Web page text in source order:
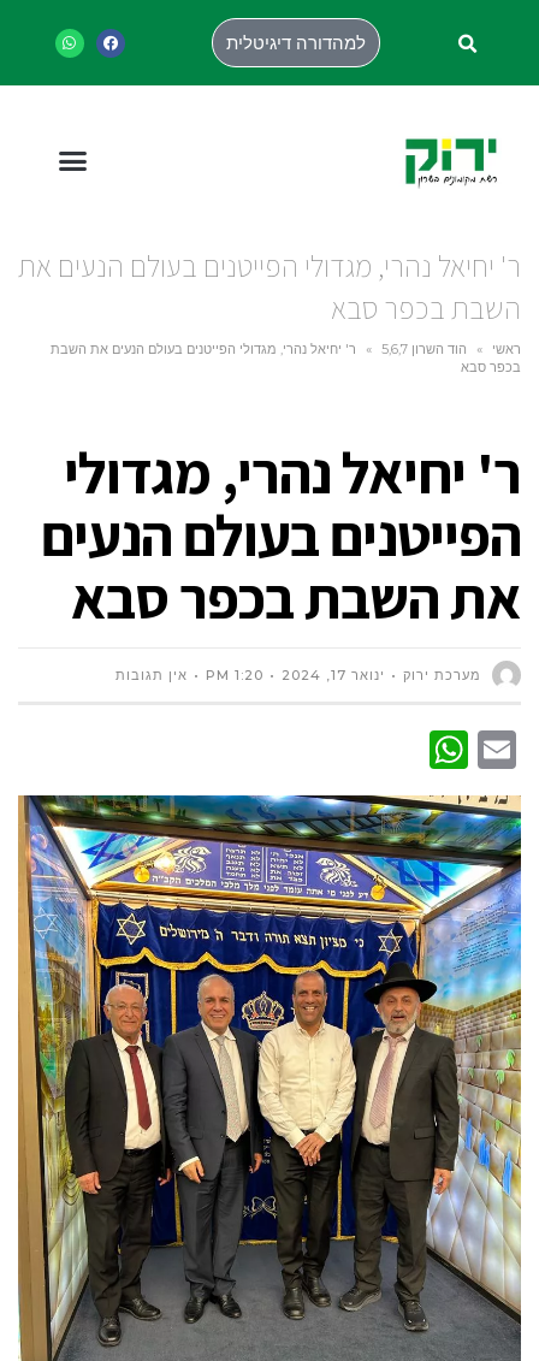
למהדורה דיגיטלית
ר' יחיאל נהרי, מגדולי הפייטנים בעולם הנעים את
השבת בכפר סבא
ראשי » הוד השרון 5,6,7 »
ר' יחיאל נהרי, מגדולי הפייטנים בעולם הנעים את השבת
בכפר סבא
ר' יחיאל נהרי, מגדולי
הפייטנים בעולם הנעים
את השבת בכפר סבא
מערכת ירוק ינואר 17, 2024 1:20 PM אין תגובות
Email